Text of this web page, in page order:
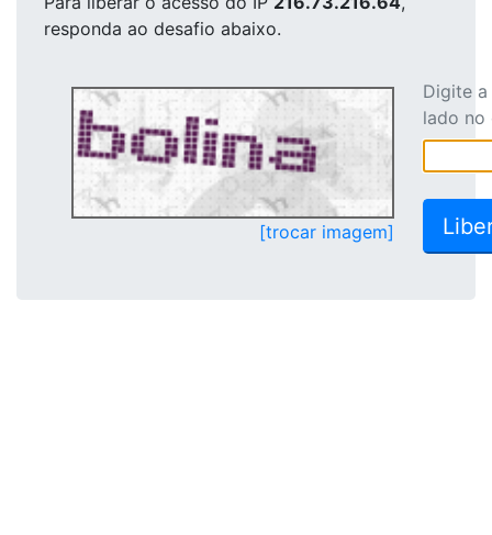
responda ao desafio abaixo.
[trocar imagem]
Digite
lado no